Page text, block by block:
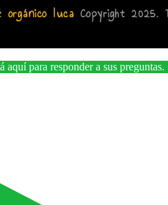
orgánico luca Copyright 2025.
para responder a sus preguntas.